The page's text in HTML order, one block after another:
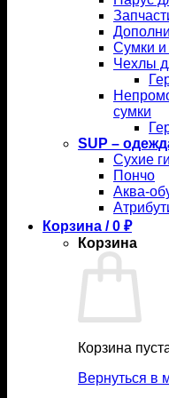
Сумки и
Чехлы
сумки
SUP –
Сухие
Пончо
Аква-
Корзина /0 ₽
Корзина
Корзина
Вернуться в